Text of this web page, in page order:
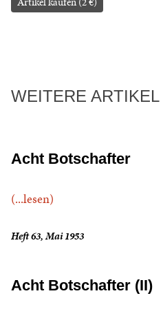
WEITERE
Acht Botschafter
(...lesen)
Heft 63, Mai 1953
Acht Botschafter (II)